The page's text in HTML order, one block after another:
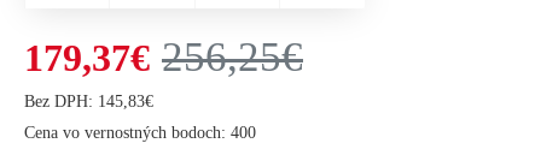
179,37€ 256,25€
Bez DPH: 145,83€
Cena vo vernostných bodoch: 400